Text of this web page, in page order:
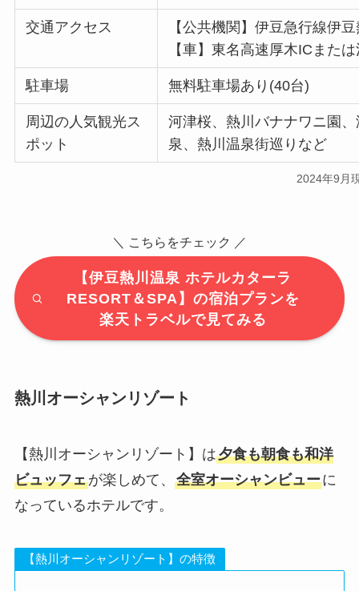
交通アクセス
【公共機関】伊豆急行線伊
【車】東名高速厚木ICまた
駐車場 無料駐車場あり(40台)
周辺の人気観光ス
ポット
河津桜、熱川バナナワニ園
泉、熱川温泉街巡りなど
2024年9月
＼ こちらをチェック ／
【伊豆熱川温泉 ホテルカターラ
RESORT＆SPA】の宿泊プランを
楽天トラベルで見てみる
熱川オーシャンリゾート
【熱川オーシャンリゾート】は夕食も朝食も和洋
ビュッフェが楽しめて、 全室オーシャンビューに
なっているホテルです。
【熱川オーシャンリゾート】の特徴